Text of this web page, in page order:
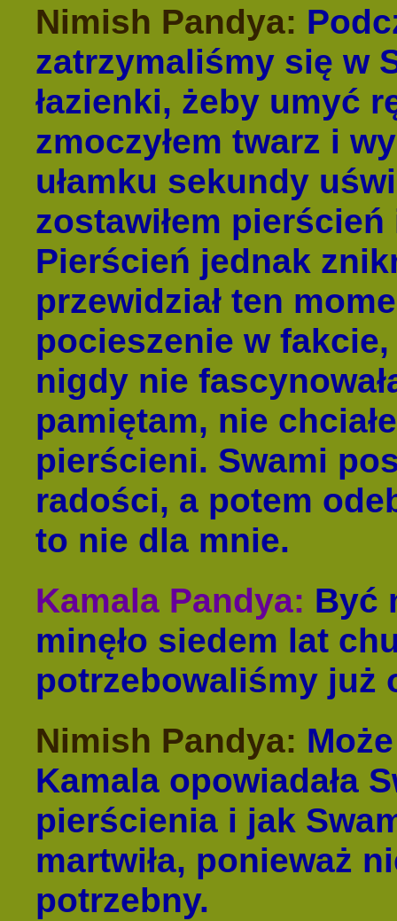
Nimish Pandya:
zatrzymaliśmy się w
łazienki, żeby umyć
zmoczyłem twarz i
ułamku sekundy
zostawiłem
Pierścień jednak
przewidział ten
pocieszenie w fakcie,
nigdy nie
pamiętam, nie
pierścieni. Swami
radości, a potem
to nie dla mnie.
Kamala Pandya: Być
minęło siedem lat
potrzebowaliśmy już
Nimish Pandya:
Kamala opowiadała
pierścienia i jak
martwiła, ponieważ
potrzebny.